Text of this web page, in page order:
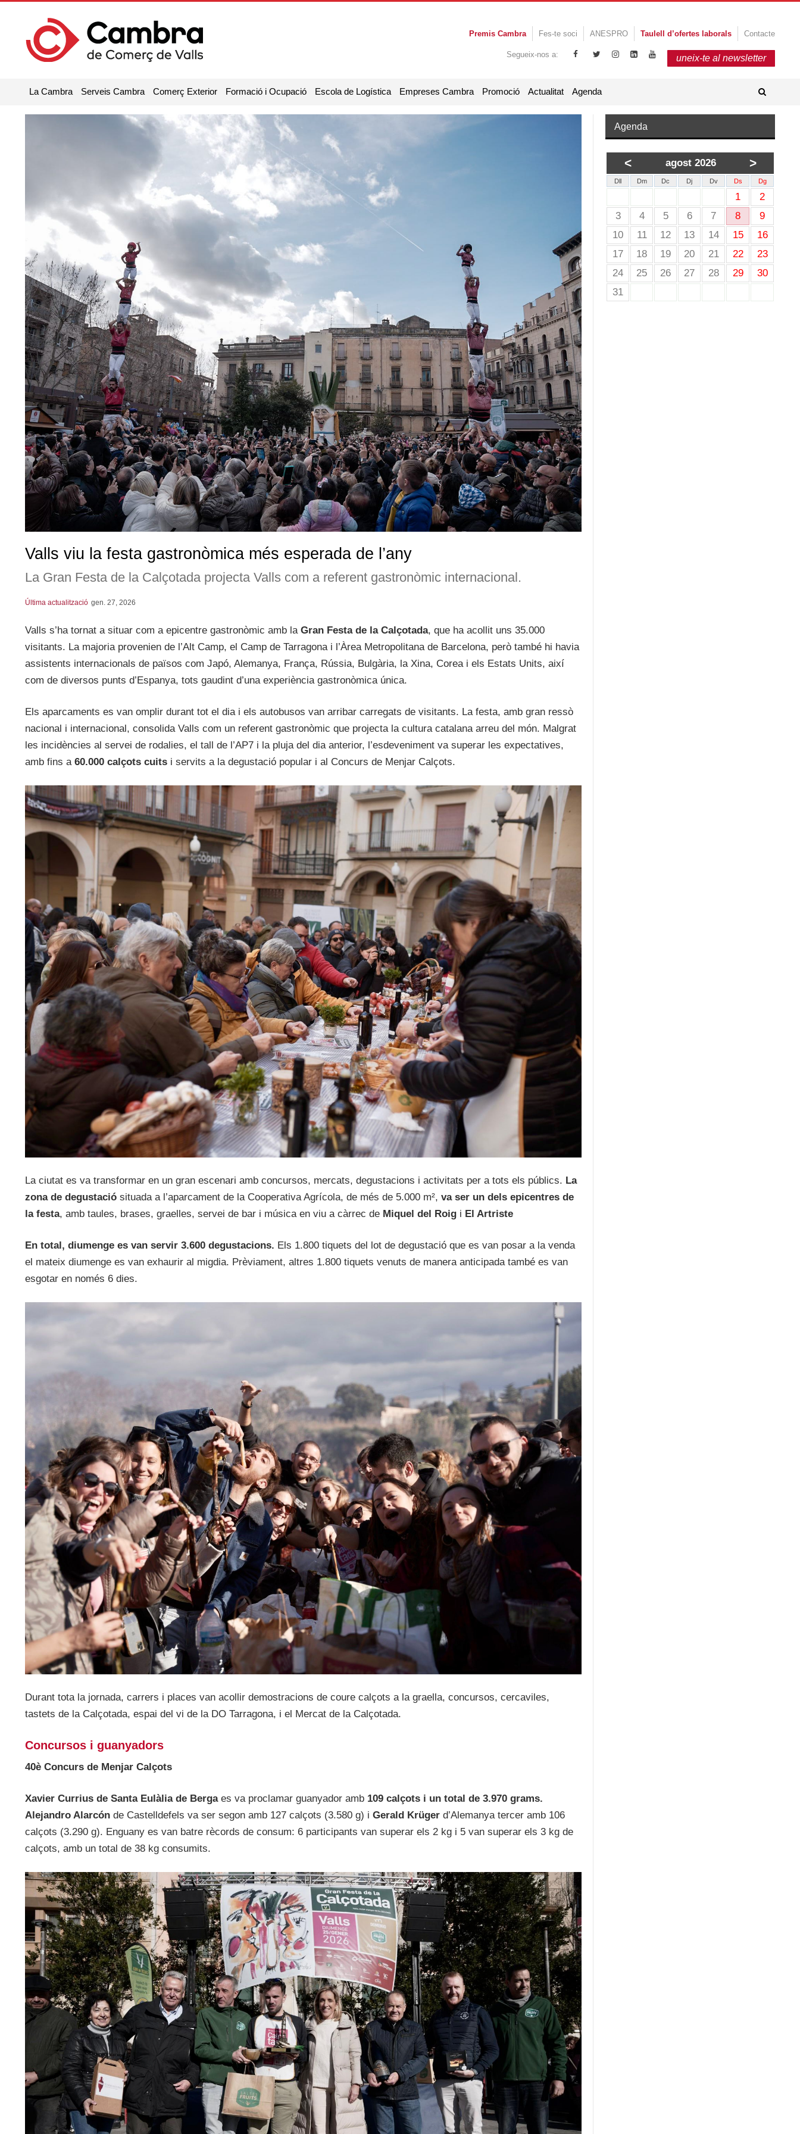
Premis Cambra Fes-te soci ANESPRO Taulell d’ofertes laborals Contacte
Segueix-nos a: uneix-te al newsletter
La Cambra Serveis Cambra Comerç Exterior Formació i Ocupació Escola de Logística Empreses Cambra Promoció Actualitat Agenda
Valls viu la festa gastronòmica més esperada de l’any
La Gran Festa de la Calçotada projecta Valls com a referent gastronòmic internacional.
Última actualització gen. 27, 2026
Valls s’ha tornat a situar com a epicentre gastronòmic amb la Gran Festa de la Calçotada, que ha acollit uns 35.000
visitants. La majoria provenien de l’Alt Camp, el Camp de Tarragona i l’Àrea Metropolitana de Barcelona, però també hi havia
assistents internacionals de països com Japó, Alemanya, França, Rússia, Bulgària, la Xina, Corea i els Estats Units, així
com de diversos punts d’Espanya, tots gaudint d’una experiència gastronòmica única.
Els aparcaments es van omplir durant tot el dia i els autobusos van arribar carregats de visitants. La festa, amb gran ressò
nacional i internacional, consolida Valls com un referent gastronòmic que projecta la cultura catalana arreu del món. Malgrat
les incidències al servei de rodalies, el tall de l’AP7 i la pluja del dia anterior, l’esdeveniment va superar les expectatives,
amb fins a 60.000 calçots cuits i servits a la degustació popular i al Concurs de Menjar Calçots.
La ciutat es va transformar en un gran escenari amb concursos, mercats, degustacions i activitats per a tots els públics. La
zona de degustació situada a l’aparcament de la Cooperativa Agrícola, de més de 5.000 m², va ser un dels epicentres de
la festa, amb taules, brases, graelles, servei de bar i música en viu a càrrec de Miquel del Roig i El Artriste
En total, diumenge es van servir 3.600 degustacions. Els 1.800 tiquets del lot de degustació que es van posar a la venda
el mateix diumenge es van exhaurir al migdia. Prèviament, altres 1.800 tiquets venuts de manera anticipada també es van
esgotar en només 6 dies.
Durant tota la jornada, carrers i places van acollir demostracions de coure calçots a la graella, concursos, cercaviles,
tastets de la Calçotada, espai del vi de la DO Tarragona, i el Mercat de la Calçotada.
Concursos i guanyadors
40è Concurs de Menjar Calçots
Xavier Currius de Santa Eulàlia de Bergaes va proclamar guanyador amb 109 calçots i un total de 3.970 grams.
Alejandro Alarcón de Castelldefels va ser segon amb 127 calçots (3.580 g) i Gerald Krüger d’Alemanya tercer amb 106
calçots (3.290 g). Enguany es van batre rècords de consum: 6 participants van superar els 2 kg i 5 van superar els 3 kg de
calçots, amb un total de 38 kg consumits.
Agenda
< agost 2026 >
Dll Dm Dc Dj Dv Ds Dg
1
2
3
4 5 6 7 8
9
10
11 12 13 14 15
16
17
18 19 20 21 22
23
24
25 26 27 28 29
30
31